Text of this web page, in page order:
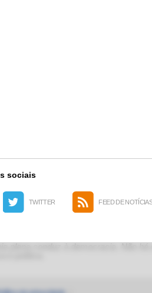
sociais
TWITTER FEED DE
plena conduz à democracia. Não
e política.